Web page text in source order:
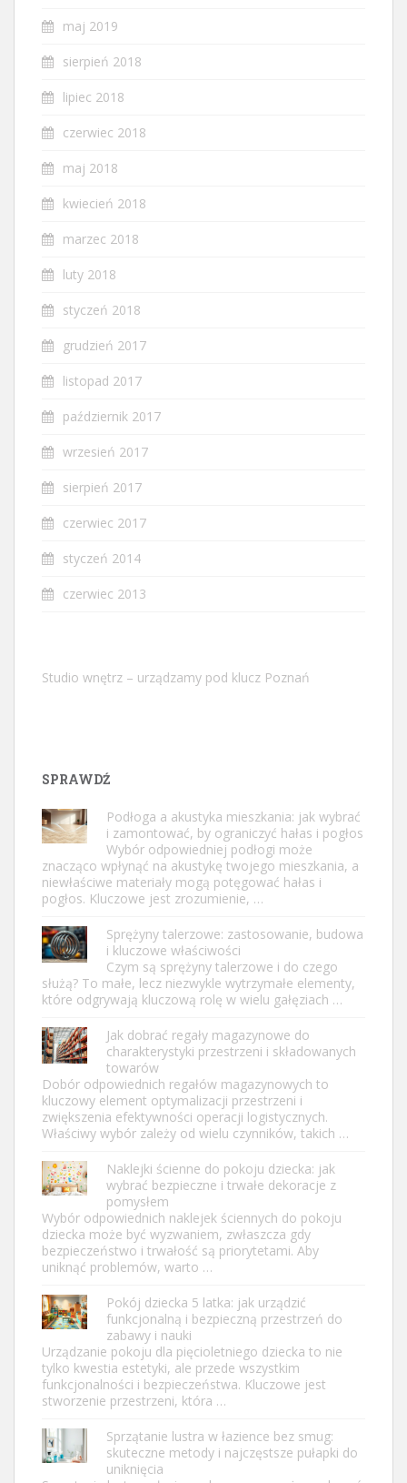
maj 2019
sierpień 2018
lipiec 2018
czerwiec 2018
maj 2018
kwiecień 2018
marzec 2018
luty 2018
styczeń 2018
grudzień 2017
listopad 2017
październik 2017
wrzesień 2017
sierpień 2017
czerwiec 2017
styczeń 2014
czerwiec 2013
Studio wnętrz – urządzamy pod klucz Poznań
SPRAWDŹ
Podłoga a akustyka mieszkania: jak wybrać
i zamontować, by ograniczyć hałas i pogłos
Wybór odpowiedniej podłogi może
znacząco wpłynąć na akustykę twojego mieszkania, a
niewłaściwe materiały mogą potęgować hałas i
pogłos. Kluczowe jest zrozumienie, …
Sprężyny talerzowe: zastosowanie, budowa
i kluczowe właściwości
Czym są sprężyny talerzowe i do czego
służą? To małe, lecz niezwykle wytrzymałe elementy,
które odgrywają kluczową rolę w wielu gałęziach …
Jak dobrać regały magazynowe do
charakterystyki przestrzeni i składowanych
towarów
Dobór odpowiednich regałów magazynowych to
kluczowy element optymalizacji przestrzeni i
zwiększenia efektywności operacji logistycznych.
Właściwy wybór zależy od wielu czynników, takich …
Naklejki ścienne do pokoju dziecka: jak
wybrać bezpieczne i trwałe dekoracje z
pomysłem
Wybór odpowiednich naklejek ściennych do pokoju
dziecka może być wyzwaniem, zwłaszcza gdy
bezpieczeństwo i trwałość są priorytetami. Aby
uniknąć problemów, warto …
Pokój dziecka 5 latka: jak urządzić
funkcjonalną i bezpieczną przestrzeń do
zabawy i nauki
Urządzanie pokoju dla pięcioletniego dziecka to nie
tylko kwestia estetyki, ale przede wszystkim
funkcjonalności i bezpieczeństwa. Kluczowe jest
stworzenie przestrzeni, która …
Sprzątanie lustra w łazience bez smug:
skuteczne metody i najczęstsze pułapki do
uniknięcia